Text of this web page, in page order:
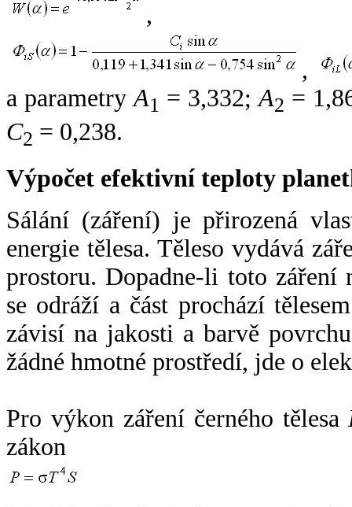
,
,
a parametryA1 = 3,332;A2 =
C2 = 0,238.
Výpočet efektivní teploty
Sálání (záření) je přirozená
energie tělesa. Těleso vydává
prostoru. Dopadne-li toto záření
se odráží a část prochází
závisí na jakosti a barvě
žádné hmotné prostředí, jde o
Pro výkon záření černého tělesa
zákon